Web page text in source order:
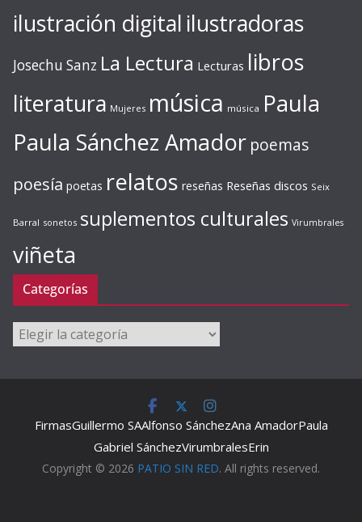
ilustración digital ilustradoras
Josechu Sanz La Lectura Lecturas libros
literatura Mujeres música música Paula
Paula Sánchez Amador poemas
poesía poetas relatos reseñas Reseñas discos Seix
Barral sonetos suplementos culturales Virumbrales
viñeta
Categorías
Categorías
FirmasGuillermo SAAlfonso SánchezAna AmadorPaula
Gabriel SánchezVirumbralesErin
Copyright © 2026 PATIO SIN RED. All rights reserved.